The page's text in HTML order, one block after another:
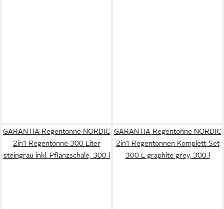
GARANTIA Regentonne NORDIC
2in1 Regentonne 300 Liter
steingrau inkl. Pflanzschale, 300 l
GARANTIA Regentonne NORDIC
2in1 Regentonnen Komplett-Set
300 L graphite grey, 300 l